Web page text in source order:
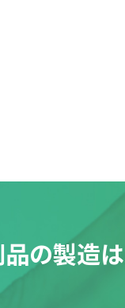
の製造は